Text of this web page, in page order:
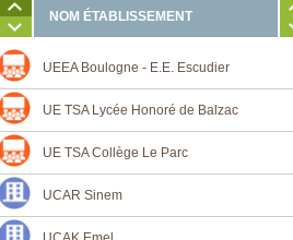
NOM ÉTABLISSEMENT
UEEA Boulogne - E.E. Escudier
UE TSA Lycée Honoré de Balzac
UE TSA Collège Le Parc
UCAR Sinem